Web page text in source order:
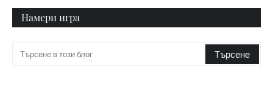
Намери игра